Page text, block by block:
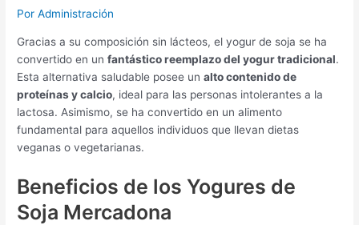
PorAdministración
Gracias a su composición sin lácteos, el yogur de soja se ha
convertido en unfantástico reemplazo del yogur tradicional.
Esta alternativa saludable posee unalto contenido de
proteínas y calcio, ideal para las personas intolerantes a la
lactosa. Asimismo, se ha convertido en un alimento
fundamental para aquellos individuos que llevan dietas
veganas o vegetarianas.
Beneficios de los Yogures de
Soja Mercadona